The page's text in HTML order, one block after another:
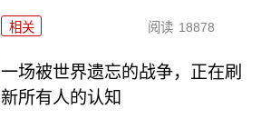
相关 阅读 18878
一场被世界遗忘的战争，正在刷
新所有人的认知